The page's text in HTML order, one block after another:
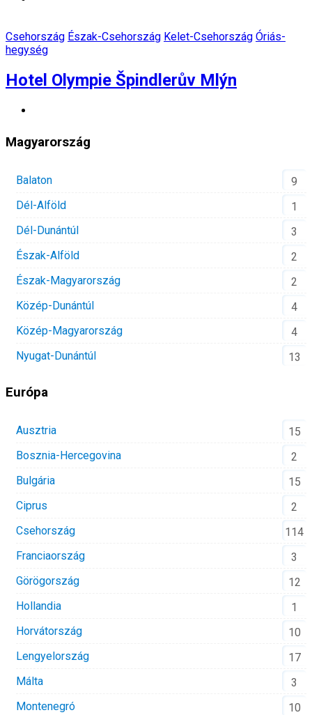
Csehország Észak-Csehország Kelet-Csehország Óriás-
hegység
Hotel Olympie Špindlerův Mlýn
Magyarország
Balaton
9
Dél-Alföld
1
Dél-Dunántúl
3
Észak-Alföld
2
Észak-Magyarország
2
Közép-Dunántúl
4
Közép-Magyarország
4
Nyugat-Dunántúl
13
Európa
Ausztria
15
Bosznia-Hercegovina
2
Bulgária
15
Ciprus
2
Csehország
114
Franciaország
3
Görögország
12
Hollandia
1
Horvátország
10
Lengyelország
17
Málta
3
Montenegró
10